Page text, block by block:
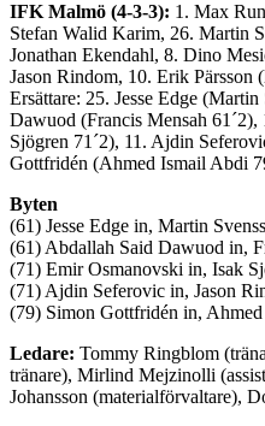
IFK Malmö (4-3-3): 1. Max
Stefan Walid Karim, 26. Martin
Jonathan Ekendahl, 8. Dino
Jason Rindom, 10. Erik Pärsson
Ersättare: 25. Jesse Edge
Dawuod (Francis Mensah
Sjögren 71´2), 11. Ajdin
Gottfridén (Ahmed Ismail Abdi
Byten
(61) Jesse Edge in, Martin
(61) Abdallah Said Dawuod in,
(71) Emir Osmanovski in, Isak
(71) Ajdin Seferovic in, Jason
(79) Simon Gottfridén in,
Ledare: Tommy Ringblom
tränare), Mirlind Mejzinolli
Johansson (materialförvaltare),